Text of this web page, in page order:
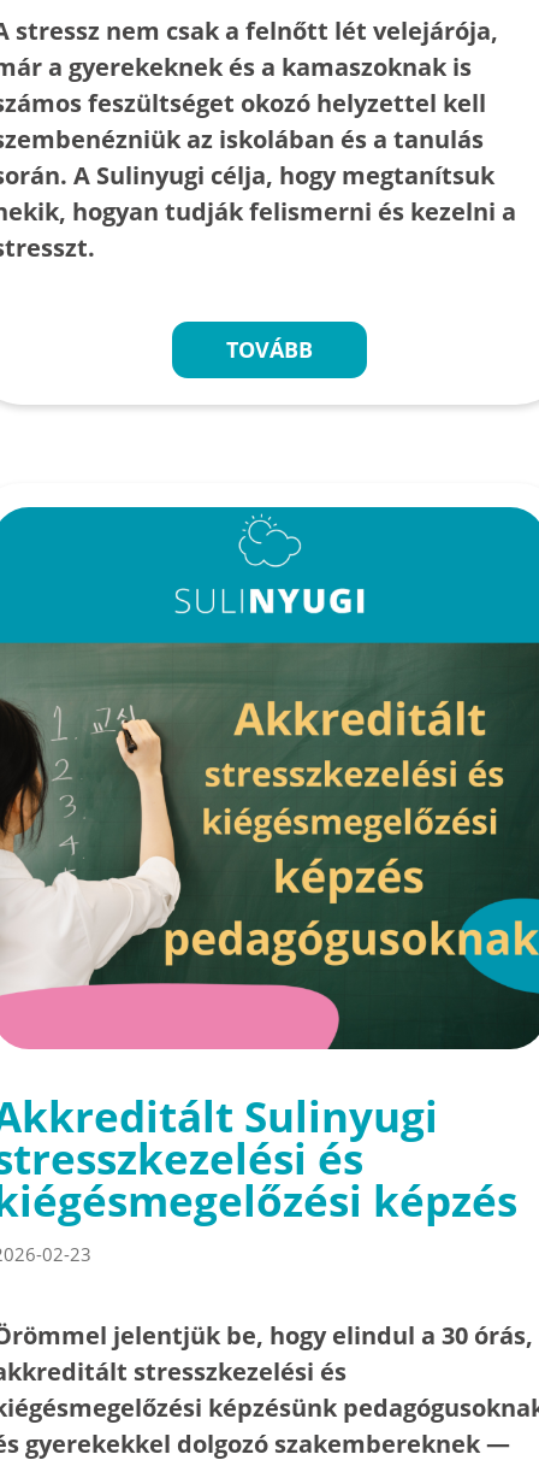
stressz nem csak a felnőtt lét velejárója,
a gyerekeknek és a kamaszoknak is
feszültséget okozó helyzettel kell
az iskolában és a tanulás
A Sulinyugi célja, hogy megtanítsuk
hogyan tudják felismerni és kezelni a
TOVÁBB
Sulinyugi
és
képzés
02-23
jelentjük be, hogy elindul a 30 órás,
stresszkezelési és
képzésünk
gyerekekkel dolgozó szakembereknek —